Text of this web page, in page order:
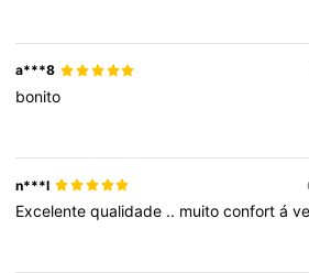
4,87
a***8
bonito
n***l
Excelentequalidade .. muitoconfortá